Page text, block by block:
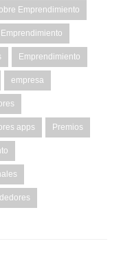
Emprendimiento
Emprendimiento
empresa
apps Premios